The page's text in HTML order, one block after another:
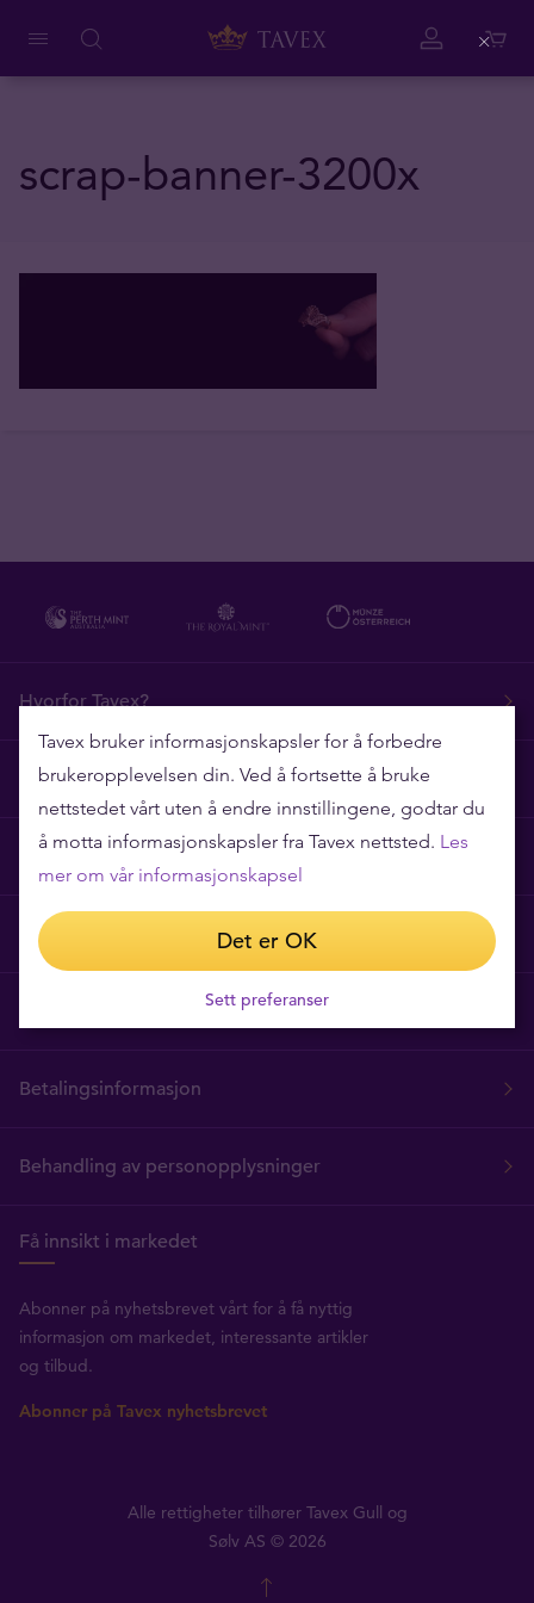
scrap-banner-3200x
Hvorfor Tavex?
Ofte stilte spørsmål
Tavex Privacy and Cookies Policy
Vilkår for bruk
Betalingsinformasjon
Behandling av personopplysninger
Få innsikt i markedet
Abonner på nyhetsbrevet vårt for å få nyttig
informasjon om markedet, interessante artikler
og tilbud.
Abonner på Tavex nyhetsbrevet
Alle rettigheter tilhører Tavex Gull og
Sølv AS © 2026
Tavex bruker informasjonskapsler for å forbedre
brukeropplevelsen din. Ved å fortsette å bruke
nettstedet vårt uten å endre innstillingene, godtar du
å motta informasjonskapsler fra Tavex nettsted. Les
mer om vår informasjonskapsel
Det er OK
Sett preferanser
Close